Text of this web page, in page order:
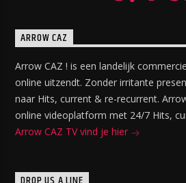
ARROW CAZ
Arrow CAZ ! is een landelijk
online uitzendt. Zonder irritante
naar Hits, current & re-recurrent.
online videoplatform met 24/7 Hits,
Arrow CAZ TV vind je hier